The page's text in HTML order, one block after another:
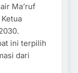
Ma’ruf
ini terpilih
dari